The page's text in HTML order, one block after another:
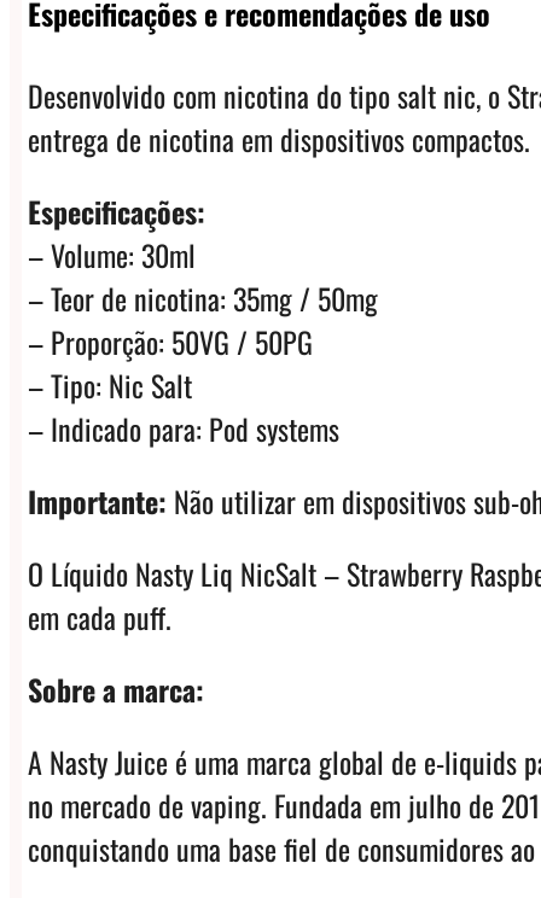
Especificações e recomendações de uso
Desenvolvido com nicotina do tipo salt nic, o
entrega de nicotina em dispositivos compactos.
Especificações:
– Volume: 30ml
– Teor de nicotina: 35mg / 50mg
– Proporção: 50VG / 50PG
– Tipo: Nic Salt
– Indicado para: Pod systems
Importante: Não utilizar em dispositivos sub-
O Líquido Nasty Liq NicSalt – Strawberry
em cada puff.
Sobre a marca:
A Nasty Juice é uma marca global de e-liquids
no mercado de vaping. Fundada em julho de
conquistando uma base fiel de consumidores